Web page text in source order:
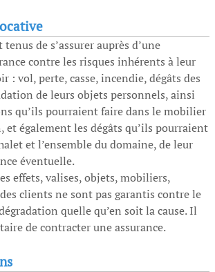
de s’assurer auprès d’une
contre les risques inhérents à leur
: vol, perte, casse, incendie, dégâts des
de leurs objets personnels, ainsi
qu’ils pourraient faire dans le mobilier
et également les dégâts qu’ils pourraient
et l’ensemble du domaine, de leur
éventuelle.
effets, valises, objets, mobiliers,
clients ne sont pas garantis contre le
quelle qu’en soit la cause. Il
de contracter une assurance.